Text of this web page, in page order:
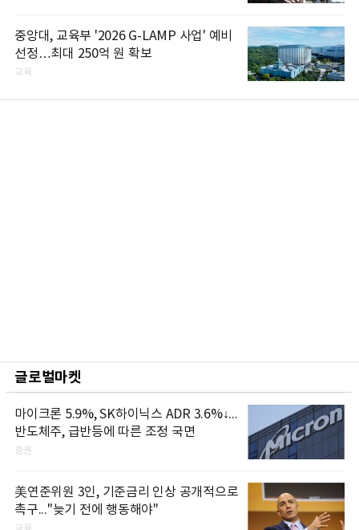
중앙대, 교육부 '2026 G-LAMP 사업' 예비
선정…최대 250억 원 확보
교육
글로벌마켓
마이크론 5.9%, SK하이닉스 ADR 3.6%↓...
반도체주, 급반등에 따른 조정 국면
증권
美연준위원 3인, 기준금리 인상 공개적으로
촉구..."늦기 전에 행동해야"